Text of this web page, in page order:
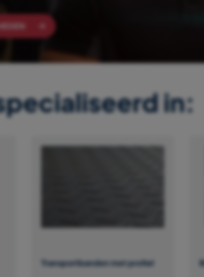
in:
Transportbanden met profiel